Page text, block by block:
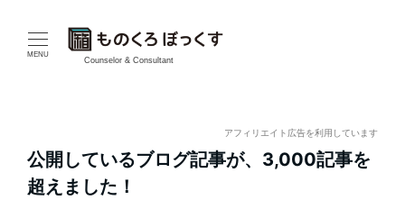
MENU
Counselor & Consultant
アフィリエイト広告を利用しています
公開しているブログ記事が、3,000記事を
超えました！